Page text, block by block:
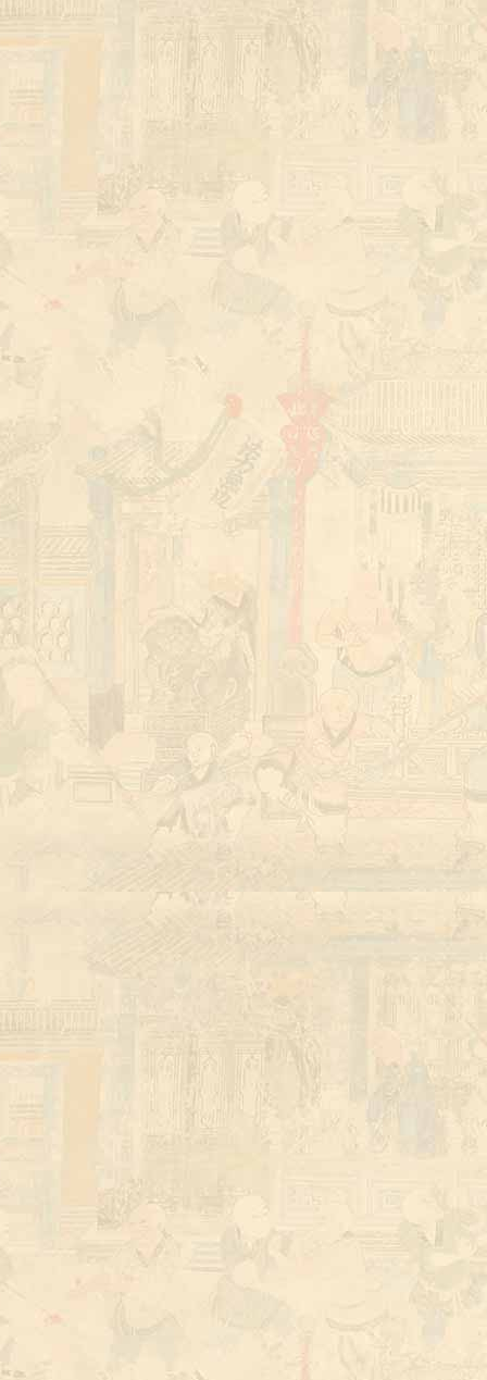
郑州少林武校官网 Shaolin Martial Arts
少林武校招生简章 KungFu Zen Meditation